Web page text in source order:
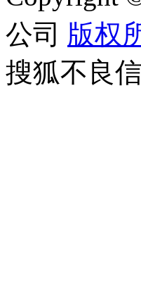
公司 版权
搜狐不良